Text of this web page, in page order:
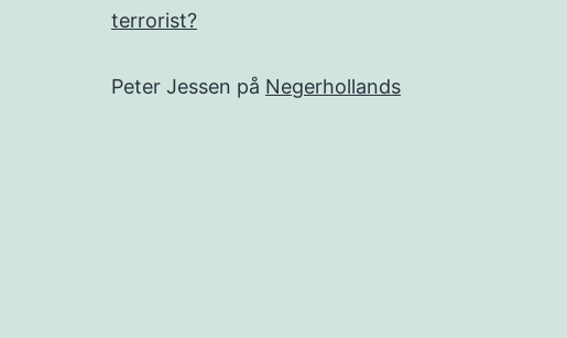
terrorist?
Peter Jessen på Negerhollands